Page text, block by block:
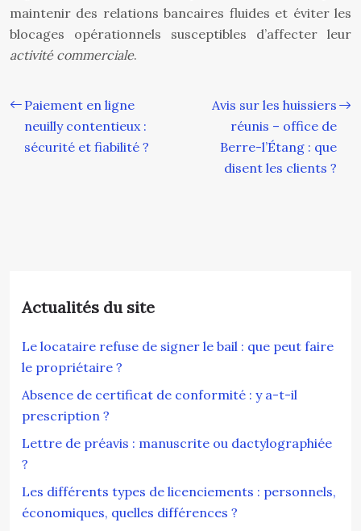
maintenir des relations bancaires fluides et éviter les
blocages opérationnels susceptibles d’affecter leur
activité commerciale.
Paiement en ligne
neuilly contentieux :
sécurité et fiabilité ?
Avis sur les huissiers
réunis – office de
Berre-l’Étang : que
disent les clients ?
Actualités du site
Le locataire refuse de signer le bail : que peut faire
le propriétaire ?
Absence de certificat de conformité : y a-t-il
prescription ?
Lettre de préavis : manuscrite ou dactylographiée
?
Les différents types de licenciements : personnels,
économiques, quelles différences ?